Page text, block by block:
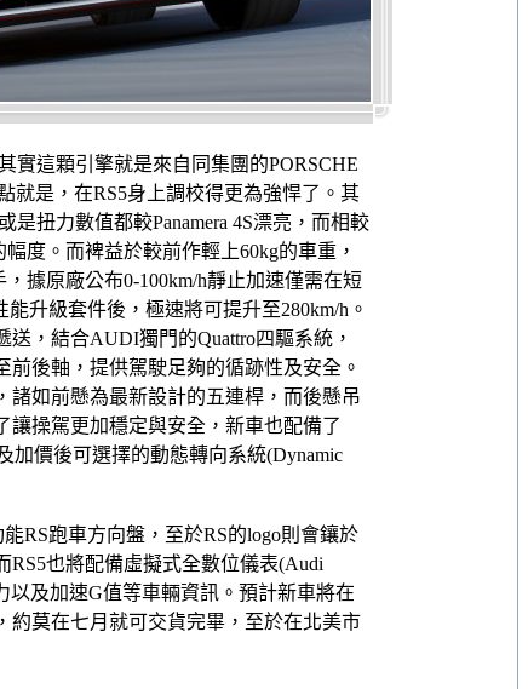
實這顆引擎就是來自同集團的PORSCHE
就是，在RS5身上調校得更為強悍了。其
是扭力數值都較Panamera 4S漂亮，而相較
度。而裨益於較前作輕上60kg的車重，
據原廠公布0-100km/h靜止加速僅需在短
升級套件後，極速將可提升至280km/h。
，結合AUDI獨門的Quattro四驅系統，
後軸，提供駕駛足夠的循跡性及安全。
諸如前懸為最新設計的五連桿，而後懸吊
操駕更加穩定與安全，新車也配備了
加價後可選擇的動態轉向系統(Dynamic
RS跑車方向盤，至於RS的logo則會鑲於
也將配備虛擬式全數位儀表(Audi
以及加速G值等車輛資訊。預計新車將在
約莫在七月就可交貨完畢，至於在北美市